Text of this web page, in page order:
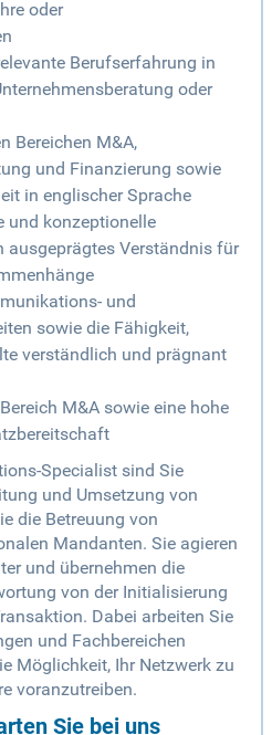
oder
Berufserfahrung in
oder
Bereichen M&A,
und Finanzierung sowie
in englischer Sprache
und konzeptionelle
ausgeprägtes Verständnis für
und
sowie die Fähigkeit,
verständlich und prägnant
M&A sowie eine hohe
Specialist sind Sie
und Umsetzung von
die Betreuung von
Mandanten. Sie agieren
und übernehmen die
von der Initialisierung
Dabei arbeiten Sie
und Fachbereichen
Möglichkeit, Ihr Netzwerk zu
voranzutreiben.
Sie bei uns